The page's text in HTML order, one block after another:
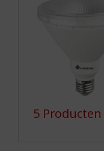
5 Producten